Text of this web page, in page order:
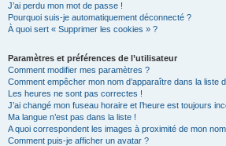
J’ai perdu mon mot de passe !
Pourquoi suis-je automatiquement déconnecté ?
À quoi sert « Supprimer les cookies » ?
Paramètres et préférences de l’utilisateur
Comment modifier mes paramètres ?
Comment empêcher mon nom d’apparaître dans la liste
Les heures ne sont pas correctes !
J’ai changé mon fuseau horaire et l’heure est toujours
Ma langue n’est pas dans la liste !
A quoi correspondent les images à proximité de mon nom
Comment puis-je afficher un avatar ?